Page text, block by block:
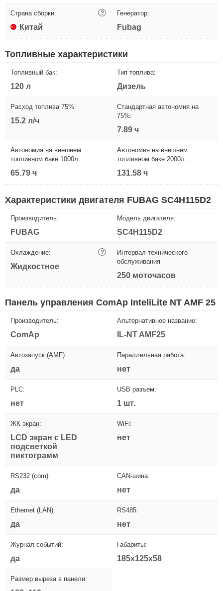
Страна сборки: ?
Китай
Генератор:
Fubag
Топливные характеристики
Топливный бак:
120 л
Тип топлива:
Дизель
Расход топлива 75%:
15.2 л/ч
Стандартная автономия на
75%:
7.89 ч
Автономия на внешнем
топливном баке 1000л.:
65.79 ч
Автономия на внешнем
топливном баке 2000л.:
131.58 ч
Характеристики двигателя FUBAG SC4H115D2
Производитель:
FUBAG
Модель двигателя:
SC4H115D2
Охлаждение: ?
Жидкостное
Интервал технического
обслуживания
250 моточасов
Панель управления ComAp InteliLite NT AMF 25
Производитель:
ComAp
Альтернативное название:
IL-NT AMF25
Автозапуск (AMF):
да
Параллельная работа:
нет
PLC:
нет
USB разъем:
1 шт.
ЖК экран:
LCD экран с LED
подсветкой
пиктограмм
WiFi:
нет
RS232 (com):
да
CAN-шина:
нет
Ethernet (LAN):
да
RS485:
нет
Журнал событий:
да
Габариты:
185x125x58
Размер выреза в панели: